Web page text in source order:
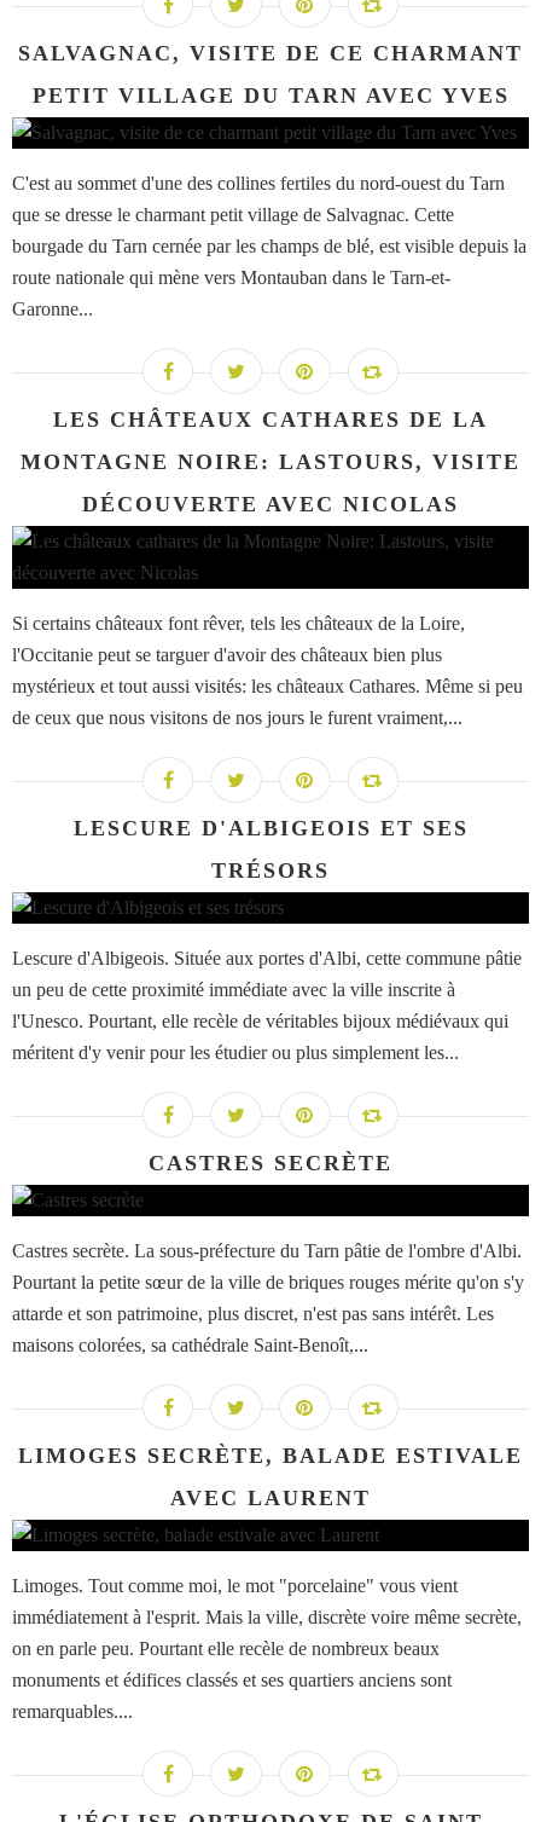
SALVAGNAC, VISITE DE CE CHARMANT
PETIT VILLAGE DU TARN AVEC YVES
C'est au sommet d'une des collines fertiles du nord-ouest du Tarn
que se dresse le charmant petit village de Salvagnac. Cette
bourgade du Tarn cernée par les champs de blé, est visible depuis la
route nationale qui mène vers Montauban dans le Tarn-et-
Garonne...
LES CHÂTEAUX CATHARES DE LA
MONTAGNE NOIRE: LASTOURS, VISITE
DÉCOUVERTE AVEC NICOLAS
Si certains châteaux font rêver, tels les châteaux de la Loire,
l'Occitanie peut se targuer d'avoir des châteaux bien plus
mystérieux et tout aussi visités: les châteaux Cathares. Même si peu
de ceux que nous visitons de nos jours le furent vraiment,...
LESCURE D'ALBIGEOIS ET SES
TRÉSORS
Lescure d'Albigeois. Située aux portes d'Albi, cette commune pâtie
un peu de cette proximité immédiate avec la ville inscrite à
l'Unesco. Pourtant, elle recèle de véritables bijoux médiévaux qui
méritent d'y venir pour les étudier ou plus simplement les...
CASTRES SECRÈTE
Castres secrète. La sous-préfecture du Tarn pâtie de l'ombre d'Albi.
Pourtant la petite sœur de la ville de briques rouges mérite qu'on s'y
attarde et son patrimoine, plus discret, n'est pas sans intérêt. Les
maisons colorées, sa cathédrale Saint-Benoît,...
LIMOGES SECRÈTE, BALADE ESTIVALE
AVEC LAURENT
Limoges. Tout comme moi, le mot "porcelaine" vous vient
immédiatement à l'esprit. Mais la ville, discrète voire même secrète,
on en parle peu. Pourtant elle recèle de nombreux beaux
monuments et édifices classés et ses quartiers anciens sont
remarquables....